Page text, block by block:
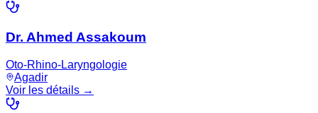
Dr. Ahmed Assakoum
Oto-Rhino-Laryngologie
Agadir
Voir les détails →